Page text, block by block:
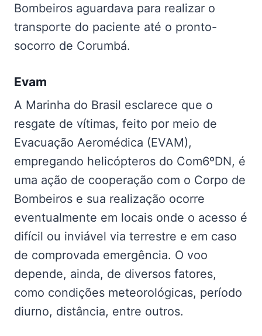
Bombeiros aguardava para realizar o
transporte do paciente até o pronto-
socorro de Corumbá.
Evam
A Marinha do Brasil esclarece que o
resgate de vítimas, feito por meio de
Evacuação Aeromédica (EVAM),
empregando helicópteros do Com6ºDN, é
uma ação de cooperação com o Corpo de
Bombeiros e sua realização ocorre
eventualmente em locais onde o acesso é
difícil ou inviável via terrestre e em caso
de comprovada emergência. O voo
depende, ainda, de diversos fatores,
como condições meteorológicas, período
diurno, distância, entre outros.